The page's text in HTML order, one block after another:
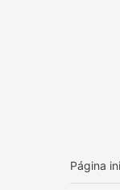
Página